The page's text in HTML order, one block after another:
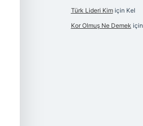
Türk Lideri Kimiçin Kel
Kor Olmuş Ne Demek için